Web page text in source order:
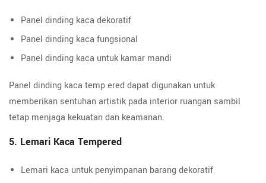
Panel dinding kaca dekoratif
Panel dinding kaca fungsional
Panel dinding kaca untuk kamar mandi
Panel dinding kaca temp ered dapat digunakan untuk
memberikan sentuhan artistik pada interior ruangan sambil
tetap menjaga kekuatan dan keamanan.
5. Lemari Kaca Tempered
Lemari kaca untuk penyimpanan barang dekoratif